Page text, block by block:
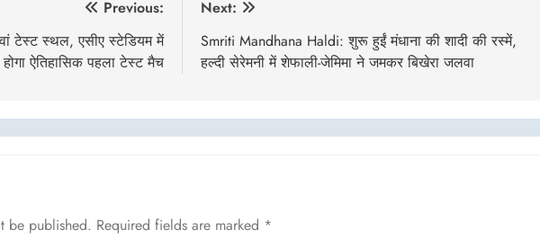
Previous:
टेस्ट स्थल, एसीए स्टेडियम में
ऐतिहासिक पहला टेस्ट मैच
Next:
Smriti Mandhana Haldi: शुरू हुईं मंधाना की शादी की रस्में,
हल्दी सेरेमनी में शेफाली-जेमिमा ने जमकर बिखेरा जलवा
be published. Required fields are marked *